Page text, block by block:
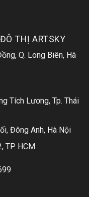
THỊ ARTSKY
Q. Long Biên, Hà
Tích Lương, Tp. Thái
Đông Anh, Hà Nội
TP. HCM